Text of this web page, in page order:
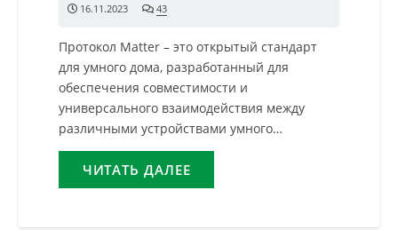
16.11.2023 43
Протокол Matter – это открытый стандарт
для умного дома, разработанный для
обеспечения совместимости и
универсального взаимодействия между
различными устройствами умного…
ЧИТАТЬ ДАЛЕЕ